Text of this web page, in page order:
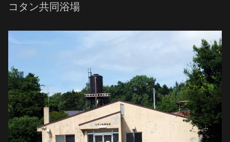
コタン共同浴場